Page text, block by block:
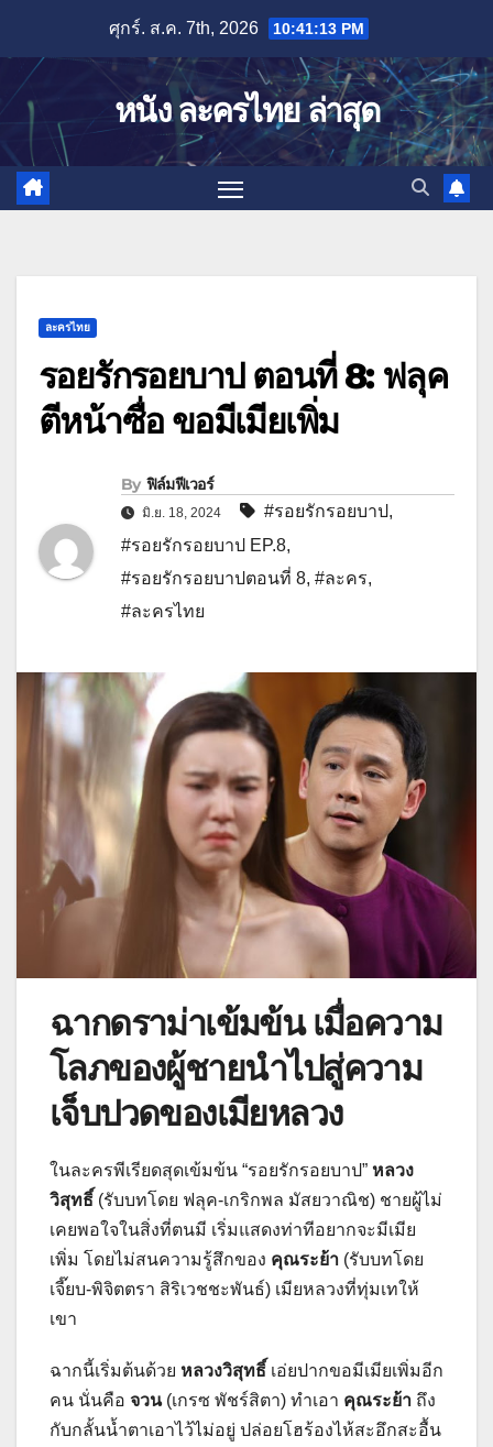
content
ศุกร์. ส.ค. 7th, 2026 10:41:14 PM
หนัง ละครไทย ล่าสุด
ละครไทย
รอยรักรอยบาป ตอนที่ 8: ฟลุค
ตีหน้าซื่อ ขอมีเมียเพิ่ม
By ฟิล์มฟีเวอร์
มิ.ย. 18, 2024 #รอยรักรอยบาป,
#รอยรักรอยบาป EP.8,
#รอยรักรอยบาปตอนที่ 8, #ละคร,
#ละครไทย
ฉากดราม่าเข้มข้น เมื่อความ
โลภของผู้ชายนำไปสู่ความ
เจ็บปวดของเมียหลวง
ในละครพีเรียดสุดเข้มข้น “รอยรักรอยบาป” หลวง
วิสุทธิ์ (รับบทโดย ฟลุค-เกริกพล มัสยวาณิช) ชายผู้ไม่
เคยพอใจในสิ่งที่ตนมี เริ่มแสดงท่าทีอยากจะมีเมีย
เพิ่ม โดยไม่สนความรู้สึกของ คุณระย้า (รับบทโดย
เจี๊ยบ-พิจิตตรา สิริเวชชะพันธ์) เมียหลวงที่ทุ่มเทให้
เขา
ฉากนี้เริ่มต้นด้วย หลวงวิสุทธิ์ เอ่ยปากขอมีเมียเพิ่มอีก
คน นั่นคือ จวน(เกรซ พัชร์สิตา) ทำเอา คุณระย้า ถึง
กับกลั้นน้ำตาเอาไว้ไม่อยู่ ปล่อยโฮร้องไห้สะอึกสะอื้น